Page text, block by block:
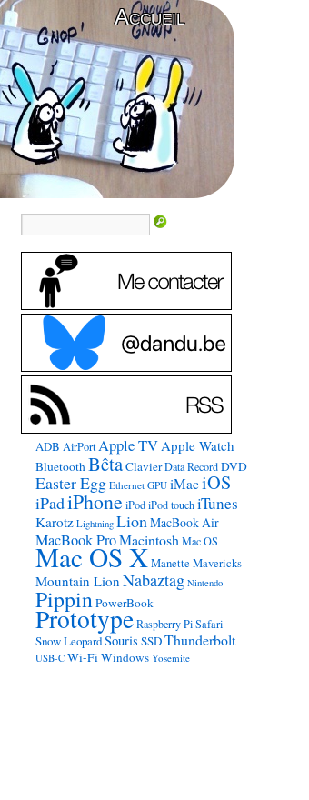
Accueil
ADB AirPort Apple TVApple Watch
BluetoothBêtaClavier Data Record DVD
Easter Egg Ethernet GPU iMaciOS
iPadiPhone iPod iPod touch iTunes
Karotz Lightning LionMacBook Air
MacBook ProMacintosh Mac OS
Mac OS X Manette Mavericks
Mountain Lion Nabaztag Nintendo
PippinPowerBook
Prototype Raspberry Pi Safari
Snow LeopardSouris SSDThunderbolt
USB-C Wi-FiWindows Yosemite